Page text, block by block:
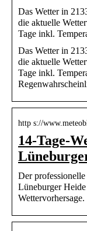
Das Wetter in
die aktuelle
Tage inkl.
Das Wetter in
die aktuelle
Tage inkl.
http s://
14-Tage-
Der
Lüneburger
Wettervorhersage.